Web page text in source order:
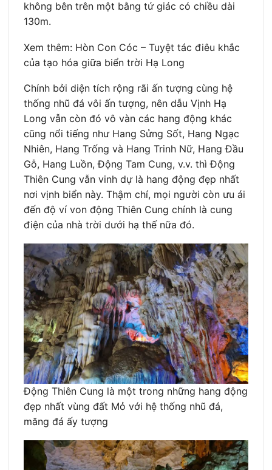
không bên trên một bằng tứ giác có chiều dài
130m.
Xem thêm: Hòn Con Cóc – Tuyệt tác điêu khắc
của tạo hóa giữa biển trời Hạ Long
Chính bởi diện tích rộng rãi ấn tượng cùng hệ
thống nhũ đá vôi ấn tượng, nên dẫu Vịnh Hạ
Long vẫn còn đó vô vàn các hang động khác
cũng nổi tiếng như Hang Sửng Sốt, Hang Ngạc
Nhiên, Hang Trống và Hang Trinh Nữ, Hang Đầu
Gỗ, Hang Luồn, Động Tam Cung, v.v. thì Động
Thiên Cung vẫn vinh dự là hang động đẹp nhất
nơi vịnh biển này. Thậm chí, mọi người còn ưu ái
đến độ ví von động Thiên Cung chính là cung
điện của nhà trời dưới hạ thế nữa đó.
Động Thiên Cung là một trong những hang động
đẹp nhất vùng đất Mỏ với hệ thống nhũ đá,
măng đá ấy tượng